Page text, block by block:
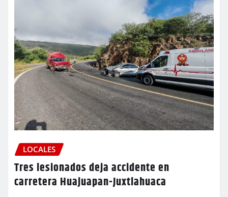
LOCALES
Tres lesionados deja accidente en
carretera Huajuapan-Juxtlahuaca